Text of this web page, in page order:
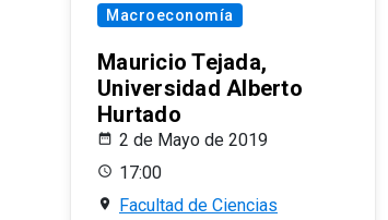
Macroeconomía
Mauricio Tejada,
Universidad Alberto
Hurtado
2 de Mayo de 2019
17:00
Facultad de Ciencias